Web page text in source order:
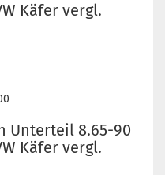
Käfer vergl.
Unterteil 8.65-90
Käfer vergl.